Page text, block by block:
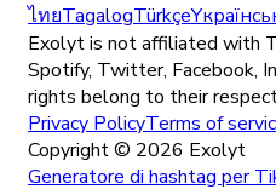
ไทยTagalogTürkçe
Exolyt is not affiliated with
Spotify, Twitter, Facebook,
rights belong to their
Privacy PolicyTerms of
Copyright © 2026 Exolyt
Generatore di hashtag per